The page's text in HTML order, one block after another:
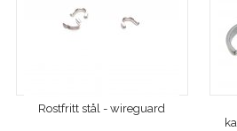
Rostfritt stål - wireguard